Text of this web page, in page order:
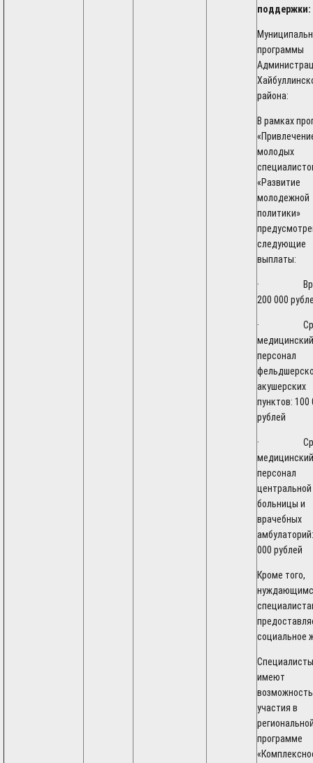
поддержки:
программы
района:
В рамках
молодых
«Развитие
молодежной
политики»
следующие
выплаты:
·
200 000
·
медицинский
персонал
акушерских
пунктов: 100
рублей
·
медицинский
персонал
центральной
больницы и
врачебных
000 рублей
Кроме того,
социальное
Специалисты
имеют
возможность
участия в
программе